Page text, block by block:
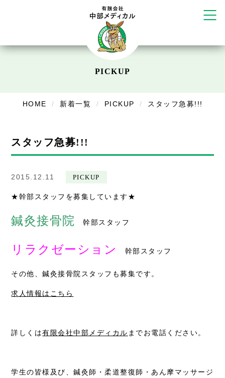
かえる堂鍼灸院 整骨院 うるま店 ウェルネス鍼灸院・接骨院 甲府千
塚店
在宅訪問
美容
お知らせ
症例別施術
採用情報
PICKUP
HOME 新着一覧 PICKUP スタッフ急募!!!
スタッフ急募!!!
2015.12.11 PICKUP
★幹部スタッフを募集しています★
鍼灸接骨院 幹部スタッフ
リラクゼーション 幹部スタッフ
その他、鍼灸接骨院スタッフも募集です。
求人情報はこちら
詳しくは有限会社中部メディカル までお電話ください。
学生の皆様及び、鍼灸師・柔道整復師・あん摩マッサージ